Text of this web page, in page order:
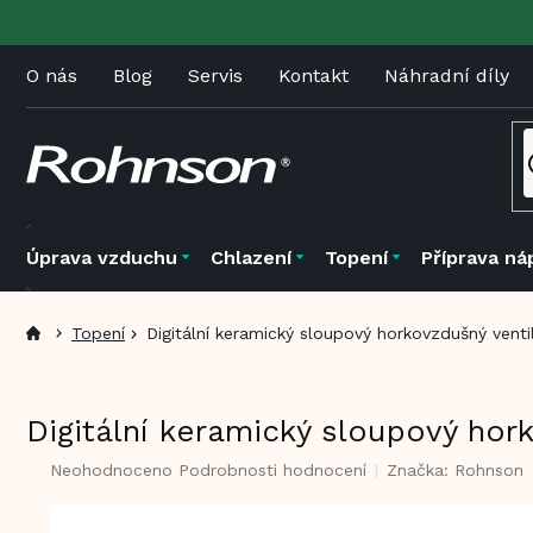
O nás Blog Servis Kontakt Náhradní díly
Úprava vzduchu Chlazení Topení Příprava
Topení Digitální keramický sloupový horkovzdušný
Digitální keramický sloupový
Průměrné
Neohodnoceno Podrobnosti hodnocení Značka: Rohnson